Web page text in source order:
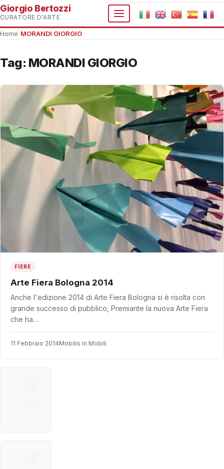
Giorgio Bertozzi
CURATORE D'ARTE
Home MORANDI GIORGIO
Tag: MORANDI GIORGIO
FIERE
Arte Fiera Bologna 2014
Anche l'edizione 2014 di Arte Fiera Bologna si è risolta con
grande successo di pubblico, Premiante la nuova Arte Fiera
che ha…
11 Febbraio 2014Mobilis in Mobili